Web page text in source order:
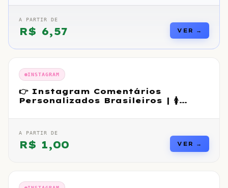
A PARTIR DE
R$ 6,57 VER →
INSTAGRAM
👉 Instagram Comentários
Personalizados Brasileiros | 🚺
A PARTIR DE
R$ 1,00 VER →